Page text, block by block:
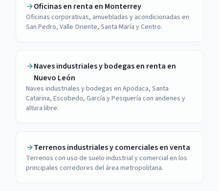
Oficinas en renta en Monterrey
Oficinas corporativas, amuebladas y acondicionadas en
San Pedro, Valle Oriente, Santa María y Centro.
Naves industriales y bodegas en renta en
Nuevo León
Naves industriales y bodegas en Apodaca, Santa
Catarina, Escobedo, García y Pesquería con andenes y
altura libre.
Terrenos industriales y comerciales en venta
Terrenos con uso de suelo industrial y comercial en los
principales corredores del área metropolitana.